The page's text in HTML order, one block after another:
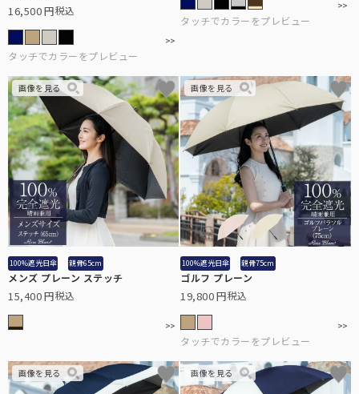
16,500 税込
100%遮光日傘 親骨65cm
メンズ プレーン ステッチ
15,400 税込
100%遮光日傘 親骨75cm
ゴルフ プレーン
19,800 税込